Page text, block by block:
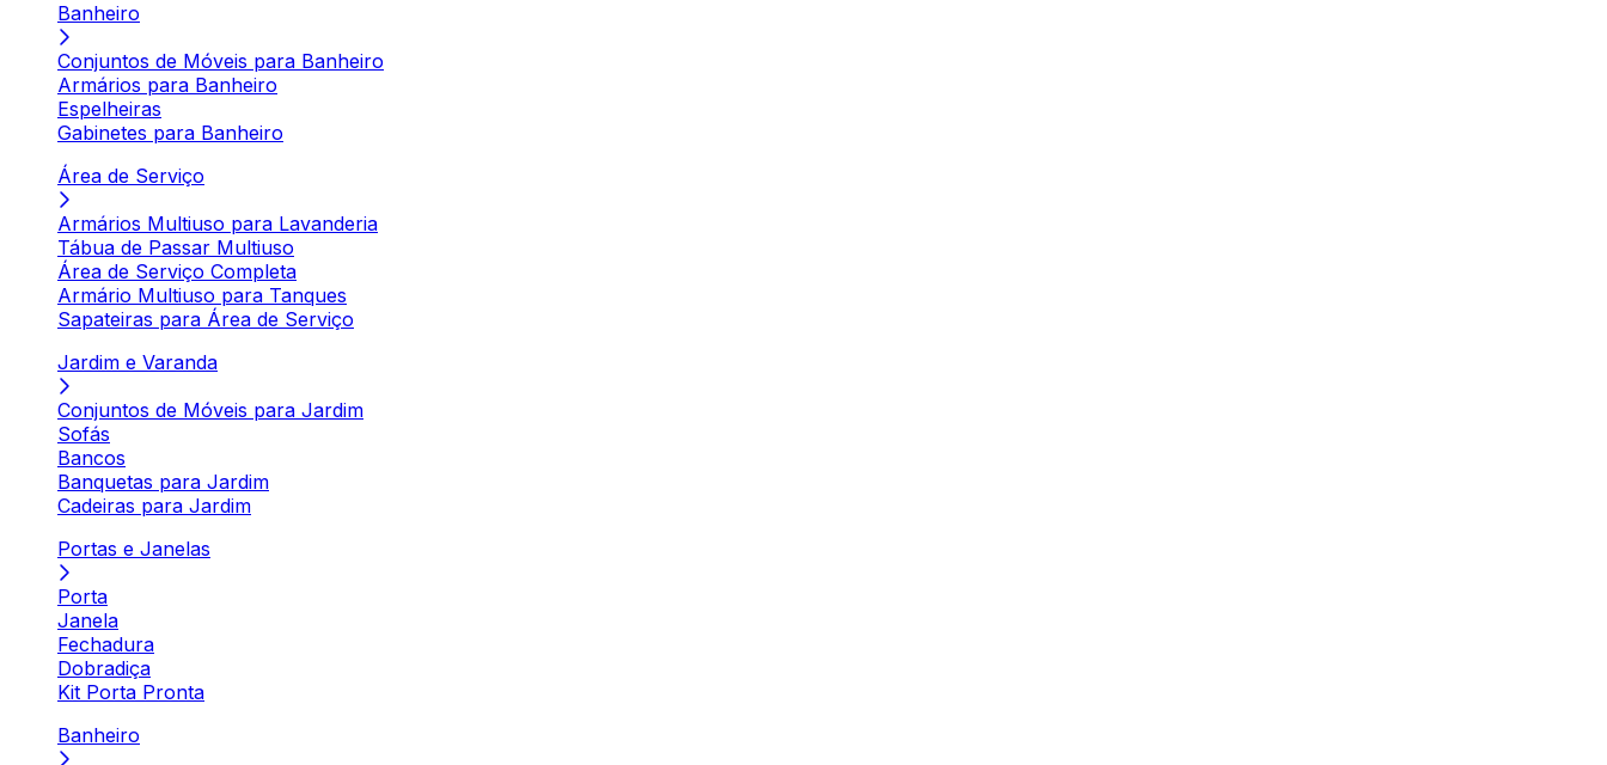
Banheiro
Conjuntos de Móveis para Banheiro
Armários para Banheiro
Espelheiras
Gabinetes para Banheiro
Área de Serviço
Armários Multiuso para Lavanderia
Tábua de Passar Multiuso
Área de Serviço Completa
Armário Multiuso para Tanques
Sapateiras para Área de Serviço
Jardim e Varanda
Conjuntos de Móveis para Jardim
Sofás
Bancos
Banquetas para Jardim
Cadeiras para Jardim
Portas e Janelas
Porta
Janela
Fechadura
Dobradiça
Kit Porta Pronta
Banheiro